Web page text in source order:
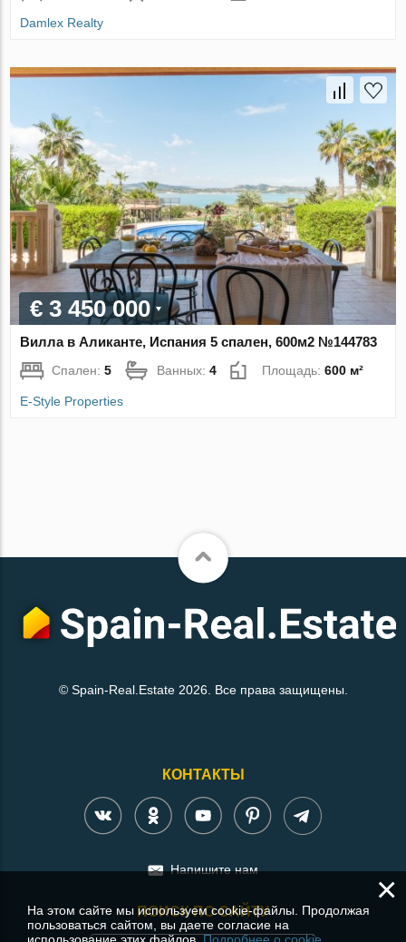
Damlex Realty
€ 3 450 000
Вилла в Аликанте, Испания 5 спален, 600м2 №144783
Спален:5 Ванных:4 Площадь:600 м²
E-Style Properties
© Spain-Real.Estate 2026. Все права защищены.
КОНТАКТЫ
Напишите нам
ПОИСК ПО САЙТУ
×
На этом сайте мы используем cookie-файлы. Продолжая
пользоваться сайтом, вы даете согласие на